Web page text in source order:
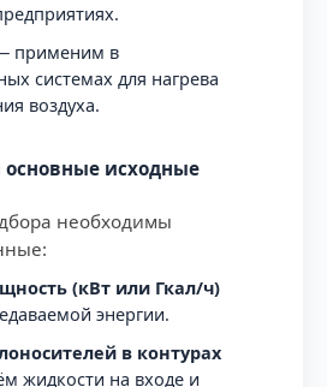
применим в
системах для нагрева
воздуха.
основные исходные
необходимы
(кВт или Гкал/ч)
энергии.
в контурах
жидкости на входе и